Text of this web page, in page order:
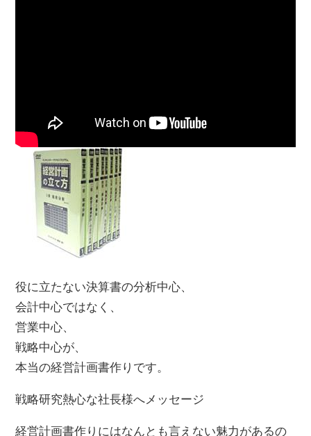
役に立たない決算書の分析中心、
会計中心ではなく、
営業中心、
戦略中心が、
本当の経営計画書作りです。
戦略研究熱心な社長様へメッセージ
経営計画書作りにはなんとも言えない魅力があるの